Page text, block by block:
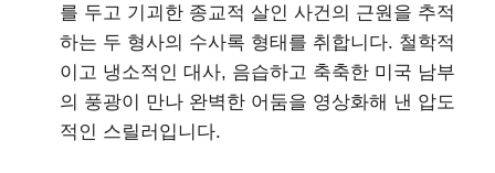
를 두고 기괴한 종교적 살인 사건의 근원을 추적
하는 두 형사의 수사록 형태를 취합니다. 철학적
이고 냉소적인 대사, 음습하고 축축한 미국 남부
의 풍광이 만나 완벽한 어둠을 영상화해 낸 압도
적인 스릴러입니다.